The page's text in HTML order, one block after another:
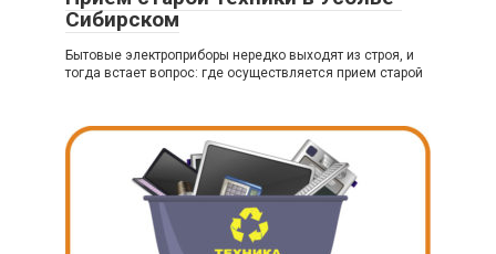
Сибирском
Бытовые электроприборы нередко выходят из строя, и
тогда встает вопрос: где осуществляется прием старой